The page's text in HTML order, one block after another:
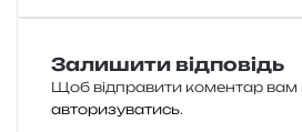
Залишити відповідь
Щоб відправити коментар вам
авторизуватись.